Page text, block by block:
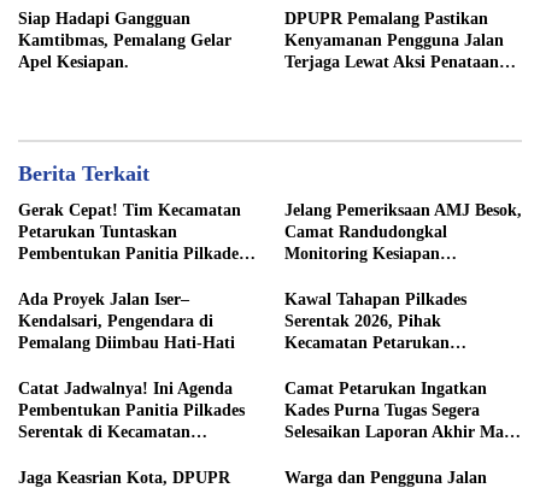
Siap Hadapi Gangguan
Kamtibmas, Pemalang Gelar
Apel Kesiapan.
DPUPR Pemalang Pastikan
Kenyamanan Pengguna Jalan
Terjaga Lewat Aksi Penataan
Berita Terkait
Gerak Cepat! Tim Kecamatan
Petarukan Tuntaskan
Pembentukan Panitia Pilkades
Jelang Pemeriksaan AMJ Besok,
Camat Randudongkal
Monitoring Kesiapan
Ada Proyek Jalan Iser–
Kendalsari, Pengendara di
Pemalang Diimbau Hati-Hati
Kawal Tahapan Pilkades
Serentak 2026, Pihak
Kecamatan Petarukan
Desa Klareyan
Catat Jadwalnya! Ini Agenda
Pembentukan Panitia Pilkades
Serentak di Kecamatan
Camat Petarukan Ingatkan
Kades Purna Tugas Segera
Selesaikan Laporan Akhir Masa
Jaga Keasrian Kota, DPUPR
Warga dan Pengguna Jalan